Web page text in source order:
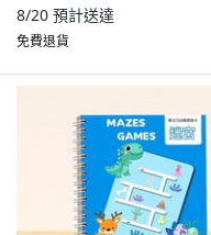
8/20 預計送達
免費退貨